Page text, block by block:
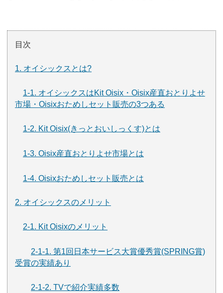
目次
1. オイシックスとは?
1-1. オイシックスはKit Oisix・Oisix産直おとりよせ
市場・Oisixおためしセット販売の3つある
1-2. Kit Oisix(きっとおいしっくす)とは
1-3. Oisix産直おとりよせ市場とは
1-4. Oisixおためしセット販売とは
2. オイシックスのメリット
2-1. Kit Oisixのメリット
2-1-1. 第1回日本サービス大賞優秀賞(SPRING賞)
受賞の実績あり
2-1-2. TVで紹介実績多数